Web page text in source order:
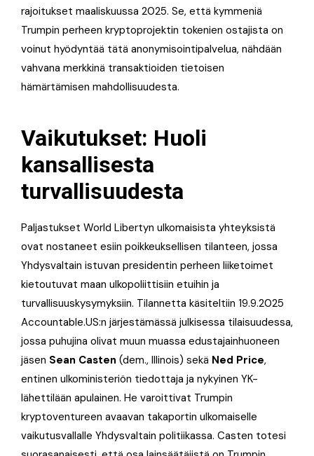
rajoitukset maaliskuussa 2025. Se, että kymmeniä
Trumpin perheen kryptoprojektin tokenien ostajista on
voinut hyödyntää tätä anonymisointipalvelua, nähdään
vahvana merkkinä transaktioiden tietoisen
hämärtämisen mahdollisuudesta.
Vaikutukset: Huoli
kansallisesta
turvallisuudesta
Paljastukset World Libertyn ulkomaisista yhteyksistä
ovat nostaneet esiin poikkeuksellisen tilanteen, jossa
Yhdysvaltain istuvan presidentin perheen liiketoimet
kietoutuvat maan ulkopoliittisiin etuihin ja
turvallisuuskysymyksiin. Tilannetta käsiteltiin 19.9.2025
Accountable.US:n järjestämässä julkisessa tilaisuudessa,
jossa puhujina olivat muun muassa edustajainhuoneen
jäsen Sean Casten (dem., Illinois) sekä Ned Price,
entinen ulkoministeriön tiedottaja ja nykyinen YK-
lähettilään apulainen. He varoittivat Trumpin
kryptoventureen avaavan takaportin ulkomaiselle
vaikutusvallalle Yhdysvaltain politiikassa. Casten totesi